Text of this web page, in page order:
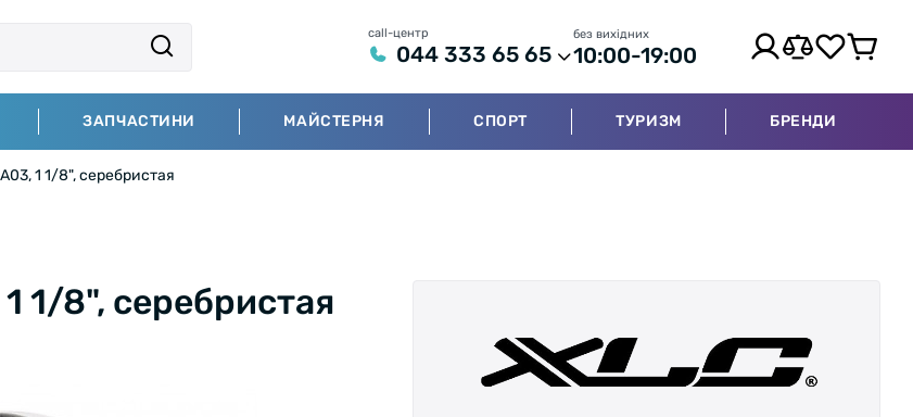
call-центр
044 333 65 65
без вихідних
10:00-19:00
ЗАПЧАСТИНИ МАЙСТЕРНЯ СПОРТ ТУРИЗМ БРЕНДИ
1 1/8", серебристая
1/8", серебристая